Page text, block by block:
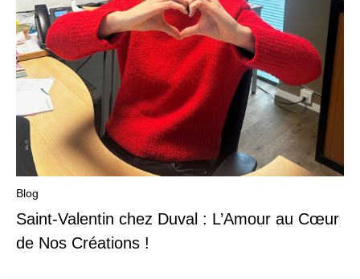
Blog
Saint-Valentin chez Duval : L’Amour au Cœur
de Nos Créations !